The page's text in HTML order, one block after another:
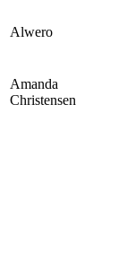
Alwero
Amanda
Christensen